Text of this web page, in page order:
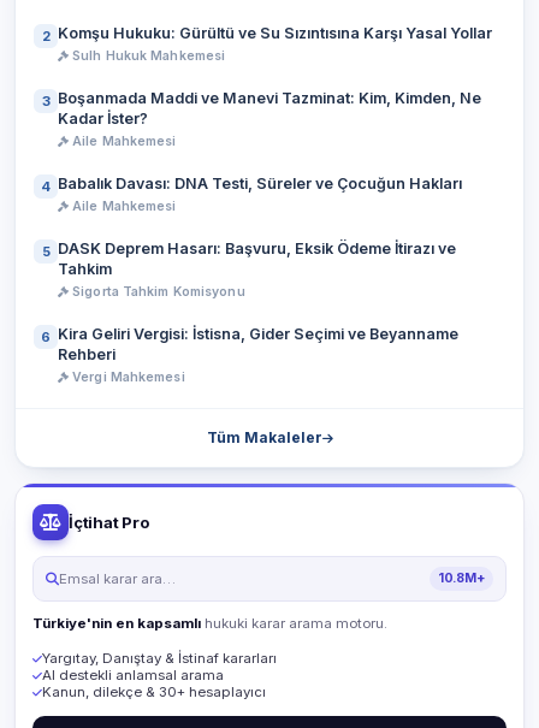
2 Komşu Hukuku: Gürültü ve Su Sızıntısına Karşı Yasal Yollar
Sulh Hukuk Mahkemesi
3 Boşanmada Maddi ve Manevi Tazminat: Kim, Kimden, Ne
Kadar İster?
Aile Mahkemesi
4 Babalık Davası: DNA Testi, Süreler ve Çocuğun Hakları
Aile Mahkemesi
5 DASK Deprem Hasarı: Başvuru, Eksik Ödeme İtirazı ve
Tahkim
Sigorta Tahkim Komisyonu
6 Kira Geliri Vergisi: İstisna, Gider Seçimi ve Beyanname
Rehberi
Vergi Mahkemesi
Tüm Makaleler
İçtihat Pro
Emsal karar ara… 10.8M+
Türkiye'nin en kapsamlı hukuki karar arama motoru.
Yargıtay, Danıştay & İstinaf kararları
AI destekli anlamsal arama
Kanun, dilekçe & 30+ hesaplayıcı